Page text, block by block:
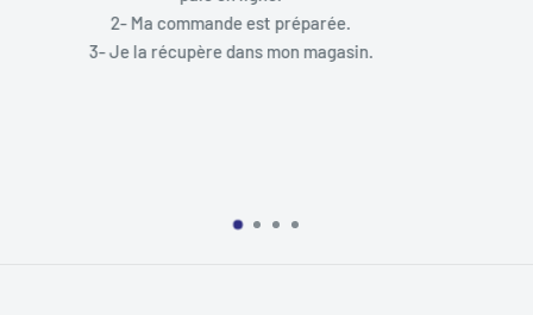
Mardi/Mercredi/Vendredi
9h30-12h00/13h-30-18h30
Jeudi : 9h30-12h00